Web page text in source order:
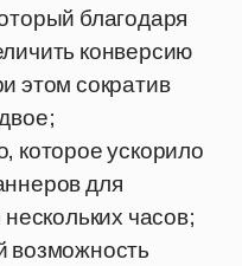
благодаря
конверсию
этом сократив
которое ускорило
для
часов;
возможность